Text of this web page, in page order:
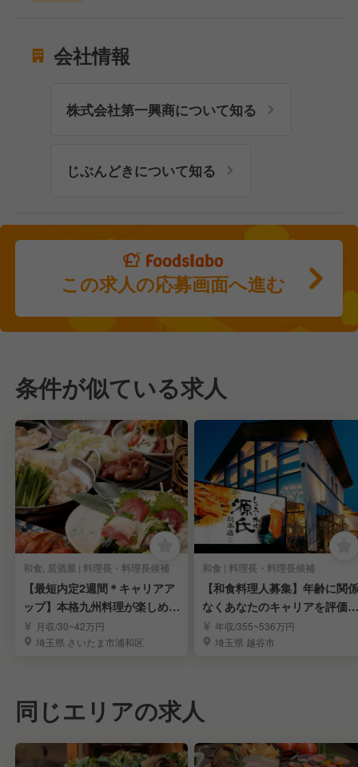
会社情報
株式会社第一興商について知る
じぶんどきについて知る
この求人の応募画面へ進む
条件が似ている求人
和食, 居酒屋 | 料理長・料理長候補
【最短内定2週間＊キャリアア
ップ】本格九州料理が楽しめる
居酒屋｜北浦和駅
月収/30~42万円
埼玉県 さいたま市浦和区
和食 | 料理長・料理長候補
【和食料理人募集】年齢に関係
なくあなたのキャリアを評価し
ます！
年収/355~536万円
埼玉県 越谷市
同じエリアの求人